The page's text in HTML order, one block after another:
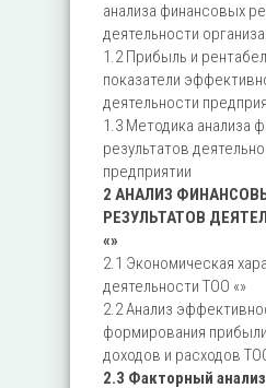
анализа финансовых
деятельности
1.2 Прибыль и
показатели
деятельности
1.3 Методика анализа
результатов
предприятии
2 АНАЛИЗ
РЕЗУЛЬТАТОВ
«»
2.1 Экономическая
деятельности ТОО «»
2.2 Анализ
формирования
доходов и расходов
2.3 Факторный